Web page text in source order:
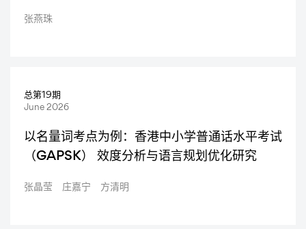
张燕珠
总第19期
June 2026
以名量词考点为例：香港中小学普通话水平考试
（GAPSK） 效度分析与语言规划优化研究
张晶莹 庄嘉宁 方清明